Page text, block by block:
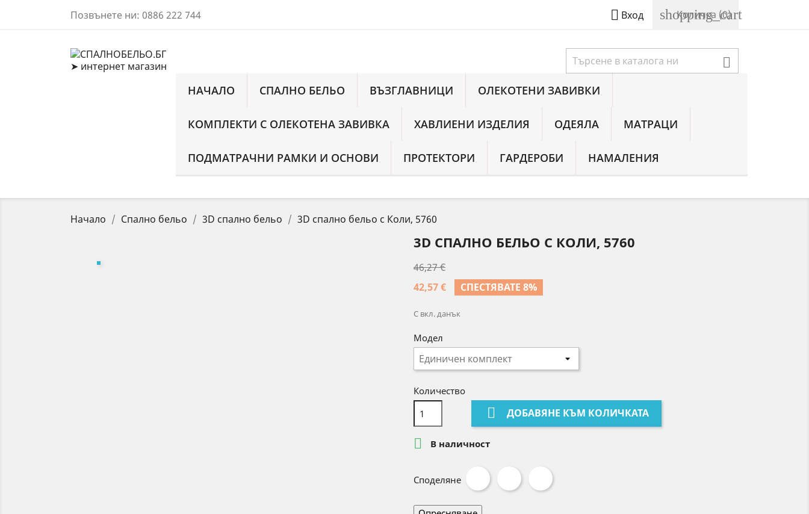
Позвънете ни: 0886 222 744  Вход shopping_cart
Количка (0)

НАЧАЛО СПАЛНО БЕЛЬО ВЪЗГЛАВНИЦИ ОЛЕКОТЕНИ ЗАВИВКИ
КОМПЛЕКТИ С ОЛЕКОТЕНА ЗАВИВКА ХАВЛИЕНИ ИЗДЕЛИЯ ОДЕЯЛА МАТРАЦИ
ПОДМАТРАЧНИ РАМКИ И ОСНОВИ ПРОТЕКТОРИ ГАРДЕРОБИ НАМАЛЕНИЯ
Начало Спално бельо 3D спално бельо 3D спално бельо с Коли, 5760
3D СПАЛНО БЕЛЬО С КОЛИ, 5760
46,27 €
42,57 €
СПЕСТЯВАТЕ 8%
С вкл. данък
Модел
Количество
 ДОБАВЯНЕ КЪМ КОЛИЧКАТА
 В наличност
Споделяне